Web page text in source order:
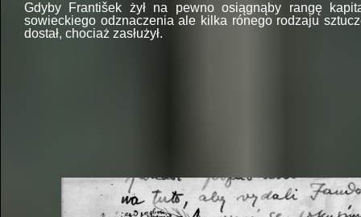
Gdyby František żył na pewno osiągnąby rangę
sowieckiego odznaczenia ale kilka rónego rodzaju
dostał, chociaż zasłużył.